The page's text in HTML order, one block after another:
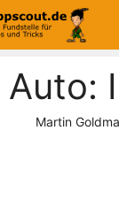
Auto:
Martin